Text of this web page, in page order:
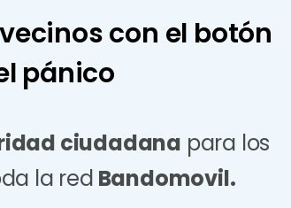
con el botón
pánico
ciudadana para los
la red Bandomovil.